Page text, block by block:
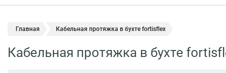
Главная Кабельная протяжка в бухте fortisflex
Кабельная протяжка в бухте